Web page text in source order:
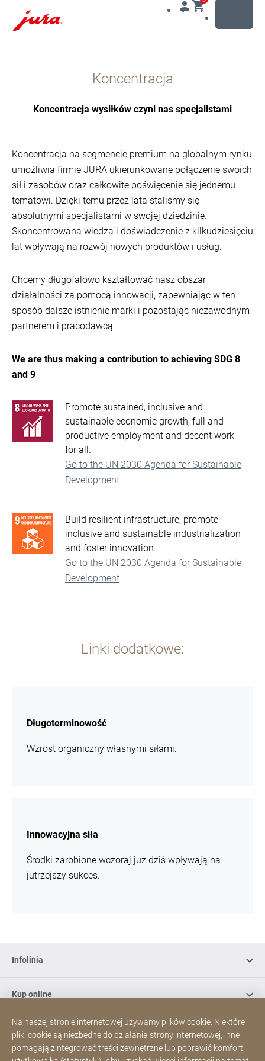
Koncentracja
Koncentracja wysiłków czyni nas specjalistami
Koncentracja na segmencie premium na globalnym rynku
umożliwia firmie JURA ukierunkowane połączenie swoich
sił i zasobów oraz całkowite poświęcenie się jednemu
tematowi. Dzięki temu przez lata staliśmy się
absolutnymi specjalistami w swojej dziedzinie.
Skoncentrowana wiedza i doświadczenie z kilkudziesięciu
lat wpływają na rozwój nowych produktów i usług.
Chcemy długofalowo kształtować nasz obszar
działalności za pomocą innowacji, zapewniając w ten
sposób dalsze istnienie marki i pozostając niezawodnym
partnerem i pracodawcą.
We are thus making a contribution to achieving SDG 8
and 9
Promote sustained, inclusive and
sustainable economic growth, full and
productive employment and decent work
for all.
Go to the UN 2030 Agenda for Sustainable
Development
Build resilient infrastructure, promote
inclusive and sustainable industrialization
and foster innovation.
Go to the UN 2030 Agenda for Sustainable
Development
Linki dodatkowe:
Długoterminowość
Wzrost organiczny własnymi siłami.
Innowacyjna siła
Środki zarobione wczoraj już dziś wpływają na
jutrzejszy sukces.
Infolinia
Kup online
Zapisz się do naszego newslettera
Na naszej stronie internetowej używamy plików cookie. Niektóre
pliki cookie są niezbędne do działania strony internetowej, inne
pomagają zintegrować treści zewnętrzne lub poprawić komfort